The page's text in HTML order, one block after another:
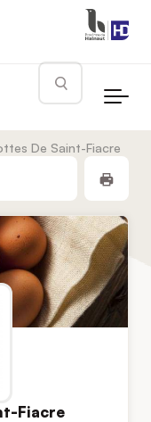
Rechercher
De Saint-Fiacre
Fiacre